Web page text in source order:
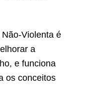
Violenta é
a
e funciona
os conceitos